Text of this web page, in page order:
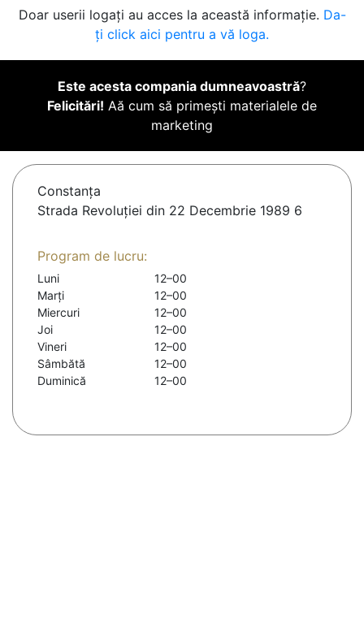
Doar userii logați au acces la această informație. Da-
ți click aici pentru a vă loga.
Este acesta compania dumneavoastră?
Felicitări! Aă cum să primești materialele de
marketing
Constanţa
Strada Revoluției din 22 Decembrie 1989 6
Program de lucru:
Luni
12–00
Marți
12–00
Miercuri
12–00
Joi
12–00
Vineri
12–00
Sâmbătă
12–00
Duminică
12–00